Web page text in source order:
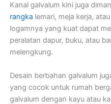
Kanal galvalum kini juga
rangka lemari, meja kerja,
logamnya yang kuat dapat
peralatan dapur, buku, atau
melengkung.
Desain berbahan galvalum
yang cocok untuk rumah
galvalum dengan kayu atau